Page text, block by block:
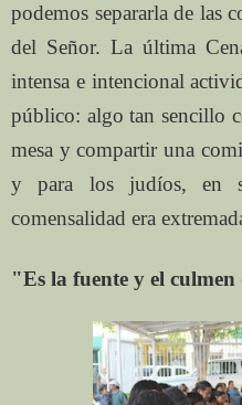
podemos separarla de las
del Señor. La última
intensa e intencional
público: algo tan sencillo
mesa y compartir una
y para los judíos, en
comensalidad era
"Es la fuente y el